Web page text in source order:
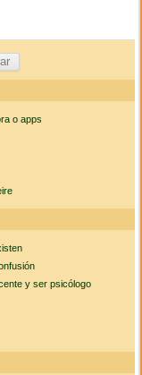
o apps
y ser psicólogo